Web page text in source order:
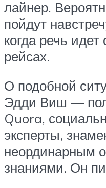
лайнер.
пойдут
когда речь
рейсах.
О подобной
Эдди Виш —
Quora,
эксперты,
неординарным
знаниями. Он